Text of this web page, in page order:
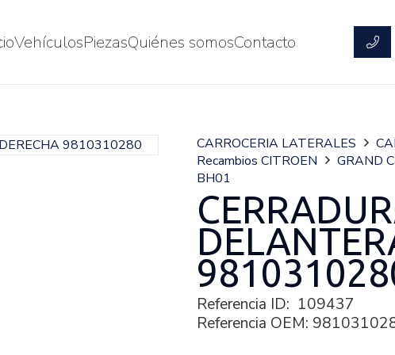
VehículosPiezasQuiénes somosContacto
CARROCERIA LATERALES
Recambios CITROEN
GRAND
BH01
Referencia ID: 109437
Referencia OEM: